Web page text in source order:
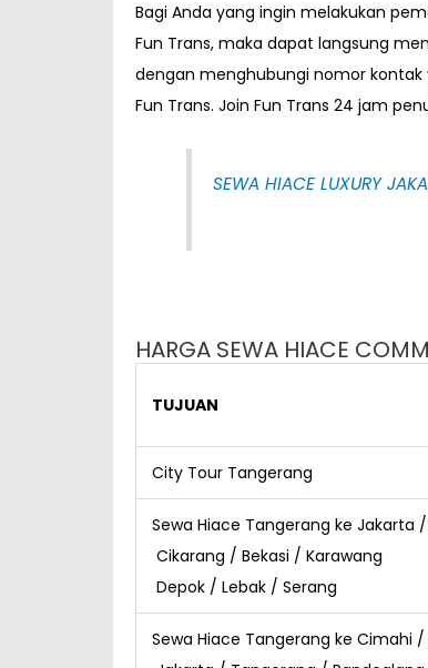
Bagi Anda yang ingin melakukan
Fun Trans, maka dapat langsung
dengan menghubungi nomor kontak
Fun Trans. Join Fun Trans 24 jam
SEWA HIACE LUXURY
HARGA SEWA HIACE
TUJUAN
City Tour Tangerang
Sewa Hiace Tangerang ke Jakarta
Cikarang / Bekasi / Karawang
Depok / Lebak / Serang
Sewa Hiace Tangerang ke Cimahi